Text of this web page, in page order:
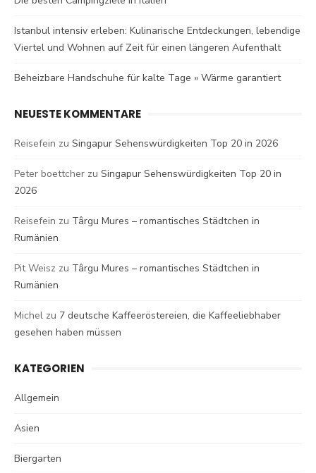
Istanbul intensiv erleben: Kulinarische Entdeckungen, lebendige
Viertel und Wohnen auf Zeit für einen längeren Aufenthalt
Beheizbare Handschuhe für kalte Tage » Wärme garantiert
NEUESTE KOMMENTARE
Reisefein zu Singapur Sehenswürdigkeiten Top 20 in 2026
Peter boettcher zu Singapur Sehenswürdigkeiten Top 20 in
2026
Reisefein zu Târgu Mures – romantisches Städtchen in
Rumänien
Pit Weisz zu Târgu Mures – romantisches Städtchen in
Rumänien
Michel zu 7 deutsche Kaffeeröstereien, die Kaffeeliebhaber
gesehen haben müssen
KATEGORIEN
Allgemein
Asien
Biergarten